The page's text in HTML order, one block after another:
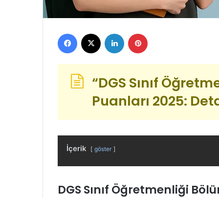
“DGS Sınıf
Puanları 2025:
İçerik göster
DGS Sınıf Öğretmenliği